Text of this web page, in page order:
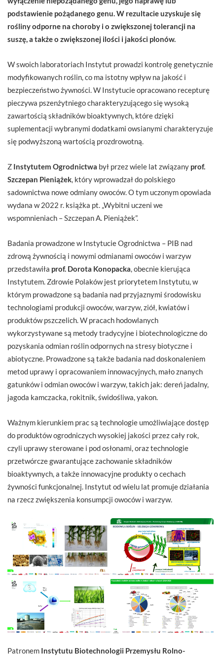
podstawienie pożądanego genu. W rezultacie uzyskuje się
rośliny odporne na choroby i o zwiększonej tolerancji na
suszę, a także o zwiększonej ilości i jakości plonów.
W swoich laboratoriach Instytut prowadzi kontrolę genetycznie
modyfikowanych roślin, co ma istotny wpływ na jakość i
bezpieczeństwo żywności. W Instytucie opracowano recepturę
pieczywa pszenżytniego charakteryzującego się wysoką
zawartością składników bioaktywnych, które dzięki
suplementacji wybranymi dodatkami owsianymi charakteryzuje
się podwyższoną wartością prozdrowotną.
Z Instytutem Ogrodnictwa był przez wiele lat związany prof.
Szczepan Pieniążek, który wprowadzał do polskiego
sadownictwa nowe odmiany owoców. O tym uczonym opowiada
wydana w 2022 r. książka pt. „Wybitni uczeni we
wspomnieniach – Szczepan A. Pieniążek”.
Badania prowadzone w Instytucie Ogrodnictwa – PIB nad
zdrową żywnością i nowymi odmianami owoców i warzyw
przedstawiła prof. Dorota Konopacka, obecnie kierująca
Instytutem. Zdrowie Polaków jest priorytetem Instytutu, w
którym prowadzone są badania nad przyjaznymi środowisku
technologiami produkcji owoców, warzyw, ziół, kwiatów i
produktów pszczelich. W pracach hodowlanych
wykorzystywane są metody tradycyjne i biotechnologiczne do
pozyskania odmian roślin odpornych na stresy biotyczne i
abiotyczne. Prowadzone są także badania nad doskonaleniem
metod uprawy i opracowaniem innowacyjnych, mało znanych
gatunków i odmian owoców i warzyw, takich jak: dereń jadalny,
jagoda kamczacka, rokitnik, świdośliwa, yakon.
Ważnym kierunkiem prac są technologie umożliwiające dostęp
do produktów ogrodniczych wysokiej jakości przez cały rok,
czyli uprawy sterowane i pod osłonami, oraz technologie
przetwórcze gwarantujące zachowanie składników
bioaktywnych, a także innowacyjne produkty o cechach
żywności funkcjonalnej. Instytut od wielu lat promuje działania
na rzecz zwiększenia konsumpcji owoców i warzyw.
Patronem Instytutu Biotechnologii Przemysłu Rolno-